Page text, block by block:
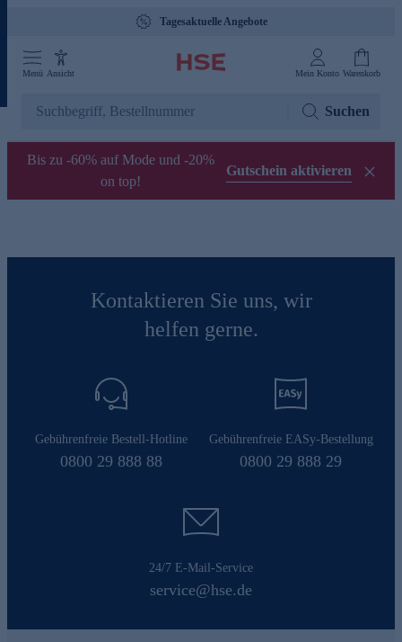
Tagesaktuelle Angebote
Menü Ansicht Mein Konto Warenkorb
Suchen
Bis zu -60% auf Mode und -20%
on top!
Gutschein aktivieren
Kontaktieren Sie uns, wir
helfen gerne.
Gebührenfreie Bestell-Hotline
0800 29 888 88
Gebührenfreie EASy-Bestellung
0800 29 888 29
24/7 E-Mail-Service
service@hse.de